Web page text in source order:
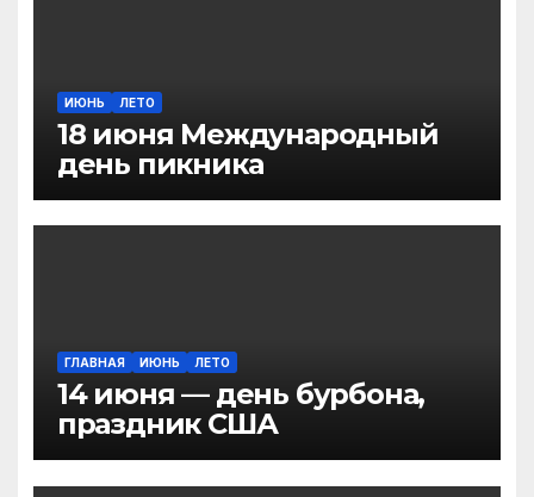
ИЮНЬ ЛЕТО
18 июня Международный
день пикника
ГЛАВНАЯ ИЮНЬ ЛЕТО
14 июня — день бурбона,
праздник США